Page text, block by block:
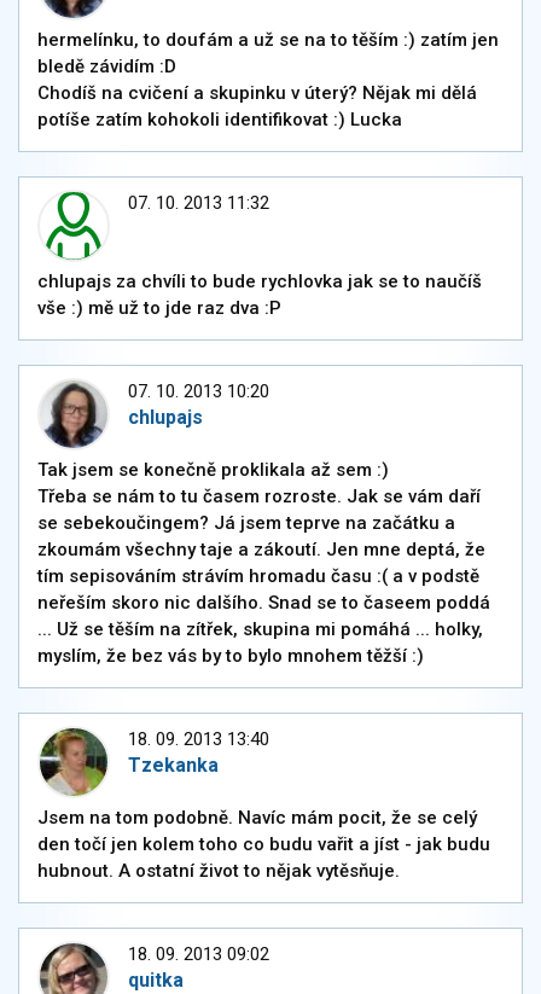
hermelínku, to doufám a už se na to těším :) zatím jen
bledě závidím :D
Chodíš na cvičení a skupinku v úterý? Nějak mi dělá
potíše zatím kohokoli identifikovat :) Lucka
07. 10. 2013 11:32
chlupajs za chvíli to bude rychlovka jak se to naučíš
vše :) mě už to jde raz dva :P
07. 10. 2013 10:20
chlupajs
Tak jsem se konečně proklikala až sem :)
Třeba se nám to tu časem rozroste. Jak se vám daří
se sebekoučingem? Já jsem teprve na začátku a
zkoumám všechny taje a zákoutí. Jen mne deptá, že
tím sepisováním strávím hromadu času :( a v podstě
neřeším skoro nic dalšího. Snad se to časeem poddá
... Už se těším na zítřek, skupina mi pomáhá ... holky,
myslím, že bez vás by to bylo mnohem těžší :)
18. 09. 2013 13:40
Tzekanka
Jsem na tom podobně. Navíc mám pocit, že se celý
den točí jen kolem toho co budu vařit a jíst - jak budu
hubnout. A ostatní život to nějak vytěsňuje.
18. 09. 2013 09:02
quitka